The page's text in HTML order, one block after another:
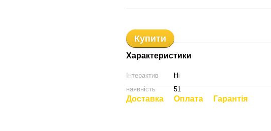
Купити
Характеристики
Інтерактив
Ні
наявність
51
Доставка Оплата Гарантія